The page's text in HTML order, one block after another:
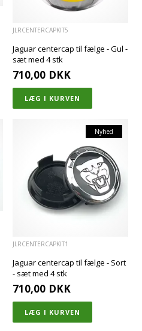
JLRCENTERCAPKIT5
Jaguar centercap til fælge - Gul -
sæt med 4 stk
710,00 DKK
Nyhed
JLRCENTERCAPKIT1
Jaguar centercap til fælge - Sort
- sæt med 4 stk
710,00 DKK